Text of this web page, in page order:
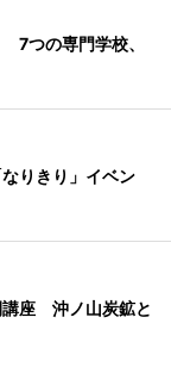
7つの専門学校、
りきり」イベン
講座 沖ノ山炭鉱と